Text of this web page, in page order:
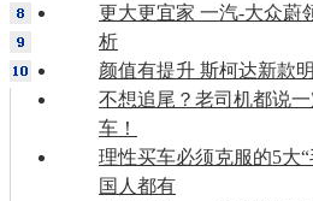
更大更宜家 一汽-大众蔚
析
颜值有提升 斯柯达新款
不想追尾？老司机都说
车！
理性买车必须克服的5大“
国人都有